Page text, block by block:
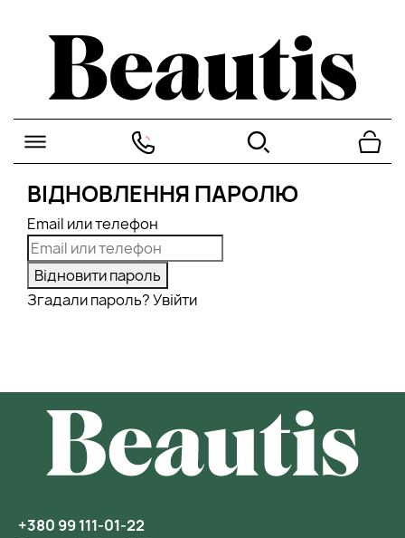
ВІДНОВЛЕННЯ ПАРОЛЮ
Email или телефон
Згадали пароль?Увійти
+380 99 111-01-22